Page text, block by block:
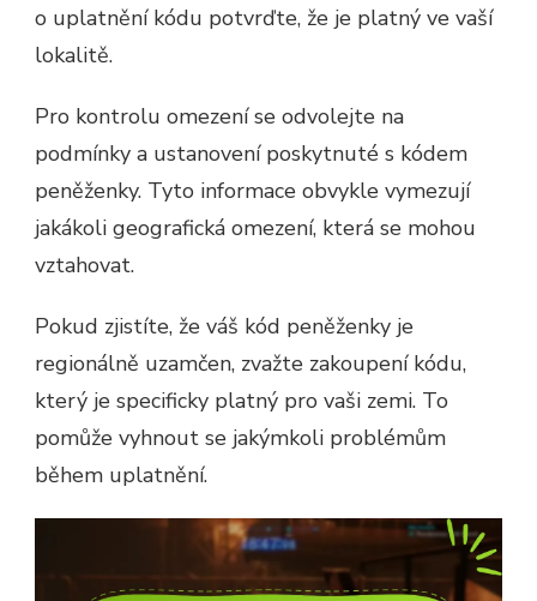
o uplatnění kódu potvrďte, že je platný ve vaší
lokalitě.
Pro kontrolu omezení se odvolejte na
podmínky a ustanovení poskytnuté s kódem
peněženky. Tyto informace obvykle vymezují
jakákoli geografická omezení, která se mohou
vztahovat.
Pokud zjistíte, že váš kód peněženky je
regionálně uzamčen, zvažte zakoupení kódu,
který je specificky platný pro vaši zemi. To
pomůže vyhnout se jakýmkoli problémům
během uplatnění.